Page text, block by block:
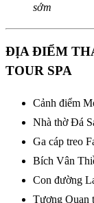
sớm
ĐỊA ĐIỂM
TOUR SPA
Cảnh điểm
Nhà thờ Đá
Ga cáp treo
Bích Vân
Con đường
Tượng Quan